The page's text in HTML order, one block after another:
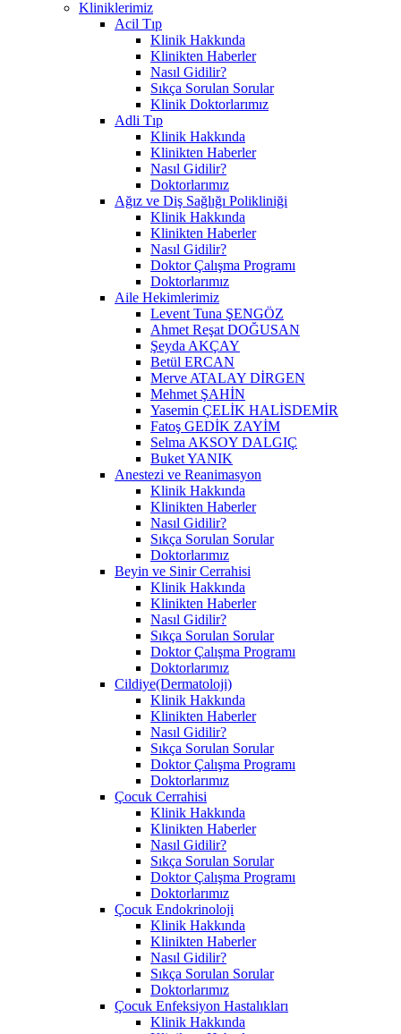
Kliniklerimiz
Acil Tıp
Klinik Hakkında
Klinikten Haberler
Nasıl Gidilir?
Sıkça Sorulan Sorular
Klinik Doktorlarımız
Adli Tıp
Klinik Hakkında
Klinikten Haberler
Nasıl Gidilir?
Doktorlarımız
Ağız ve Diş Sağlığı Polikliniği
Klinik Hakkında
Klinikten Haberler
Nasıl Gidilir?
Doktor Çalışma Programı
Doktorlarımız
Aile Hekimlerimiz
Levent Tuna ŞENGÖZ
Ahmet Reşat DOĞUSAN
Şeyda AKÇAY
Betül ERCAN
Merve ATALAY DİRGEN
Mehmet ŞAHİN
Yasemin ÇELİK HALİSDEMİR
Fatoş GEDİK ZAYİM
Selma AKSOY DALGIÇ
Buket YANIK
Anestezi ve Reanimasyon
Klinik Hakkında
Klinikten Haberler
Nasıl Gidilir?
Sıkça Sorulan Sorular
Doktorlarımız
Beyin ve Sinir Cerrahisi
Klinik Hakkında
Klinikten Haberler
Nasıl Gidilir?
Sıkça Sorulan Sorular
Doktor Çalışma Programı
Doktorlarımız
Cildiye(Dermatoloji)
Klinik Hakkında
Klinikten Haberler
Nasıl Gidilir?
Sıkça Sorulan Sorular
Doktor Çalışma Programı
Doktorlarımız
Çocuk Cerrahisi
Klinik Hakkında
Klinikten Haberler
Nasıl Gidilir?
Sıkça Sorulan Sorular
Doktor Çalışma Programı
Doktorlarımız
Çocuk Endokrinoloji
Klinik Hakkında
Klinikten Haberler
Nasıl Gidilir?
Sıkça Sorulan Sorular
Doktorlarımız
Çocuk Enfeksiyon Hastalıkları
Klinik Hakkında